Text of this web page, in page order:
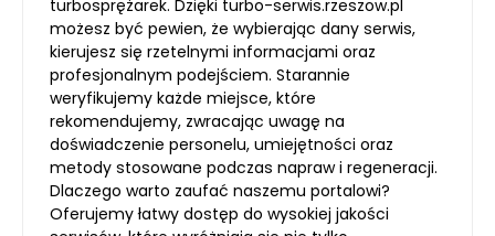
turbosprężarek. Dzięki turbo-serwis.rzeszow.pl
możesz być pewien, że wybierając dany serwis,
kierujesz się rzetelnymi informacjami oraz
profesjonalnym podejściem. Starannie
weryfikujemy każde miejsce, które
rekomendujemy, zwracając uwagę na
doświadczenie personelu, umiejętności oraz
metody stosowane podczas napraw i regeneracji.
Dlaczego warto zaufać naszemu portalowi?
Oferujemy łatwy dostęp do wysokiej jakości